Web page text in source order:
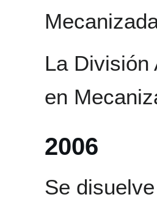
La División
en
2006
Se